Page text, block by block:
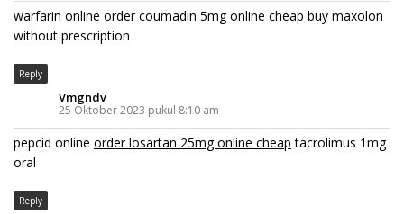
warfarin online order coumadin 5mg online cheap buy maxolon
without prescription
Reply
Vmgndv
25 Oktober 2023 pukul 8:10 am
pepcid online order losartan 25mg online cheap tacrolimus 1mg
oral
Reply